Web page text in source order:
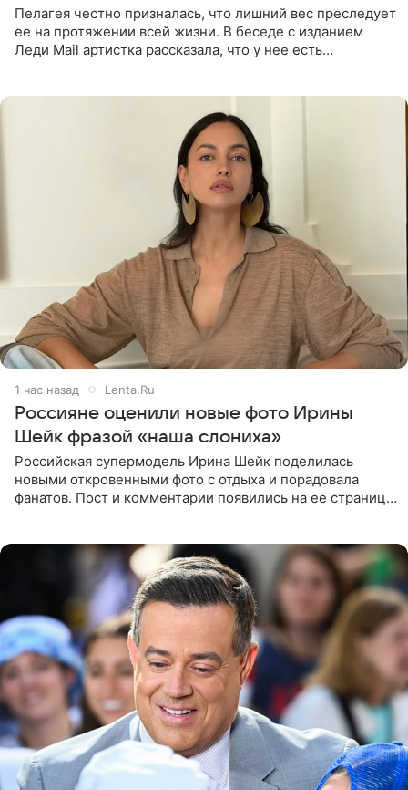
Пелагея честно призналась, что лишний вес преследует
ее на протяжении всей жизни. В беседе с изданием
Леди Mail артистка рассказала, что у нее есть
1 час назад Lenta.Ru
Россияне оценили новые фото Ирины
Шейк фразой «наша слониха»
Российская супермодель Ирина Шейк поделилась
новыми откровенными фото с отдыха и порадовала
фанатов. Пост и комментарии появились на ее странице